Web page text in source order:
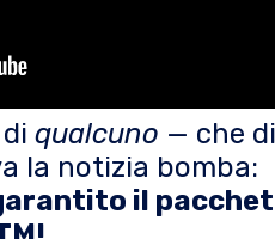
qualcuno — che
la notizia bomba:
il